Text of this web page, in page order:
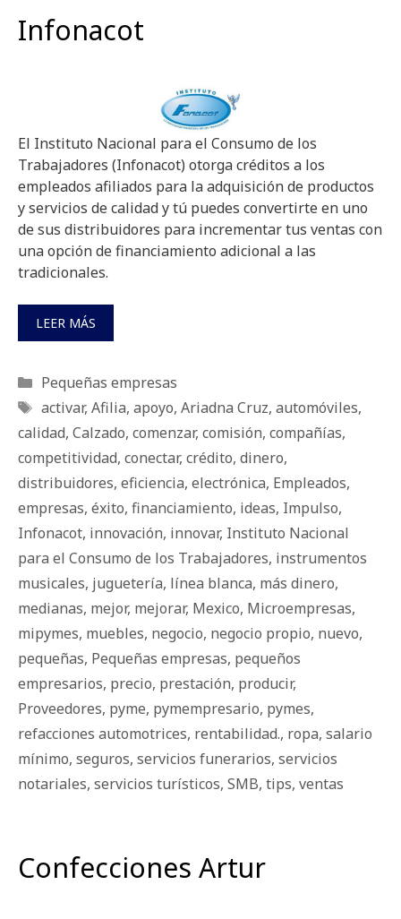
Infonacot
El Instituto Nacional para el Consumo de los
Trabajadores (Infonacot) otorga créditos a los
empleados afiliados para la adquisición de productos
y servicios de calidad y tú puedes convertirte en uno
de sus distribuidores para incrementar tus ventas con
una opción de financiamiento adicional a las
tradicionales.
LEER MÁS
Categorías
Pequeñas empresas
Etiquetas
activar, Afilia, apoyo, Ariadna Cruz, automóviles,
calidad, Calzado, comenzar, comisión, compañías,
competitividad, conectar, crédito, dinero,
distribuidores, eficiencia, electrónica, Empleados,
empresas, éxito, financiamiento, ideas, Impulso,
Infonacot, innovación, innovar, Instituto Nacional
para el Consumo de los Trabajadores, instrumentos
musicales, juguetería, línea blanca, más dinero,
medianas, mejor, mejorar, Mexico, Microempresas,
mipymes, muebles, negocio, negocio propio, nuevo,
pequeñas, Pequeñas empresas, pequeños
empresarios, precio, prestación, producir,
Proveedores, pyme, pymempresario, pymes,
refacciones automotrices, rentabilidad., ropa, salario
mínimo, seguros, servicios funerarios, servicios
notariales, servicios turísticos, SMB, tips, ventas
Confecciones Artur